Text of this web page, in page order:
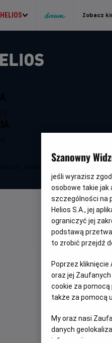
HELIOS Zobacz
Szanowny
jeśli wyrazisz
osobowe takie jak
szczególności na
Helios S.A., jej
ograniczyć jej
podstawą
to zrobić przejdź
Poprzez kliknięcie
oraz jej
cookie za
także za pomocą
My oraz nasi
danych
informacji na